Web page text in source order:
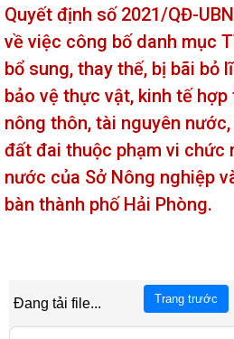
Quyết định số 2021/QĐ-
về việc công bố danh mục
bổ sung, thay thế, bị bãi bỏ
bảo vệ thực vật, kinh tế
nông thôn, tài nguyên
đất đai thuộc phạm vi chức
nước của Sở Nông nghiệp
bàn thành phố Hải Phòng.